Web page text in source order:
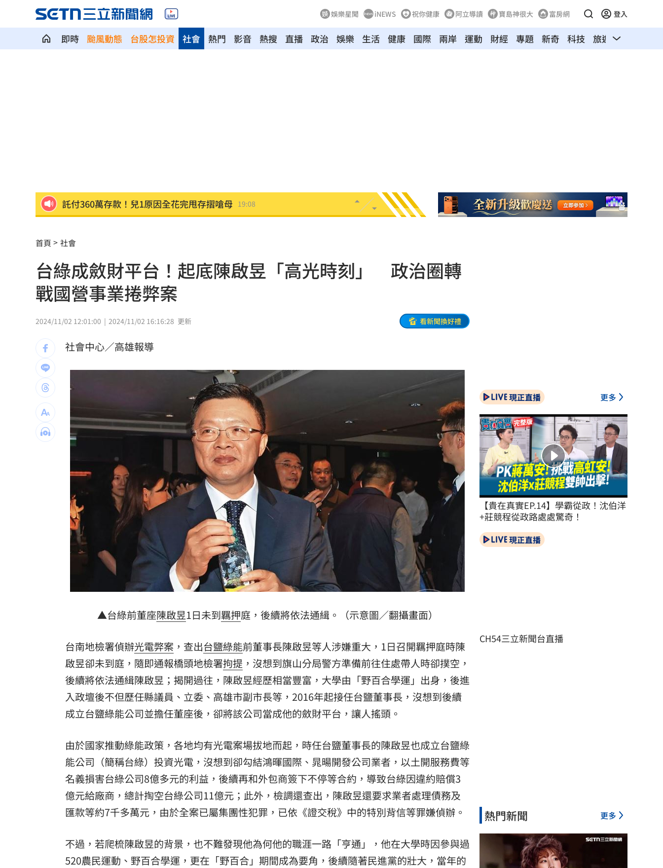
娛樂星聞 iNEWS 祝你健康 阿立導讀 寶島神很大 富房網 登入
即時 颱風動態 台股怎投資 熱門 影音 熱搜 直播 政治
社會 娛樂 生活 健康 國際 兩岸 運動 財經 專題 新奇 科技 旅遊 汽車
託付360萬存款！兒1原因全花完甩存摺嗆母 19:08
女星授權AI短劇 「裙下仰拍視角」片挨轟
防代刀！衛福部祭新規：醫材商嚴禁碰病人 18:57
外資狂提款！國家隊3億護「這檔金融股 」
姜厚任女友稱學歷「3碩1博」 台大發聲了
工會風波擴大 許常德再嗆曹雨婷轉移焦點
美情報：普丁恐在今秋有限度攻擊北約盟國 18:48
川普未明確指定接班人 傳力挺范斯拚2028 18:48
阿部雄大合約到831 林威助曝有續留機會 18:45
楊紫瓊嗨慶64歲生日 豪門尪曬接吻照放閃 18:38
郭郁政對獅表現不及格 葉君璋說重話點評 18:36
棄高薪顧自閉雙胞兒 單親父仍遭嗆教不好 18:30
專家斷言國巨「只跌一半」500元非底 18:28
台灣彩券開獎直播中 20:31
LIVE三立+24小時直播 15:27
三立iNEWS新聞台線上直播 18:00
商場戰國來臨 台中「頂奢大道」逐漸成形 12:00
「拍片人的多重宇宙」職涯論壇9/12登場！ 10:30
8國球員齊聚高雄 Formosa 7s掀足球熱潮 10:00
理想混蛋號召粉絲跨海追星吃美食！ 18:15
首頁 社會
台綠成斂財平台！起底陳啟昱「高光時刻」 政治圈轉
戰國營事業捲弊案
2024/11/02 12:01:00 2024/11/02 16:16:28 更新 看新聞換好禮
社會中心／高雄報導
▲台綠前董座陳啟昱1日未到羈押庭，後續將依法通緝。（示意圖／翻攝畫面）
台南地檢署偵辦光電弊案 ，查出台鹽綠能前董事長陳啟昱等人涉嫌重大，1日召開羈押庭時陳
啟昱卻未到庭，隨即通報橋頭地檢署拘提 ，沒想到旗山分局警方準備前往住處帶人時卻撲空，
後續將依法通緝陳啟昱；揭開過往，陳啟昱經歷相當豐富，大學由「野百合學運」出身，後進
入政壇後不但歷任縣議員、立委、高雄市副市長等，2016年起接任台鹽董事長，沒想到後續
成立台鹽綠能公司並擔任董座後，卻將該公司當成他的斂財平台，讓人搖頭。
由於國家推動綠能政策，各地均有光電案場拔地而起，時任台鹽董事長的陳啟昱也成立台鹽綠
能公司（簡稱台綠）投資光電，沒想到卻勾結鴻暉國際、晁暘開發公司業者，以土開服務費等
名義損害台綠公司8億多元的利益，後續再和外包商簽下不停等合約，導致台綠因違約賠償3
億元給廠商，總計掏空台綠公司11億元；此外，檢調還查出，陳啟昱還要求業者處理債務及
匯款等約7千多萬元，由於全案已屬集團性犯罪，已依《證交稅》中的特別背信等罪嫌偵辦。
不過，若爬梳陳啟昱的背景，也不難發現他為何他的職涯一路「亨通」，他在大學時因參與過
520農民運動、野百合學運，更在「野百合」期間成為要角，後續隨著民進黨的壯大，當年的
現正直播 更多
【貴在真實EP.14】學霸從政！沈伯洋
+莊競程從政路處處驚奇！
現正直播
CH54三立新聞台直播
熱門新聞 更多